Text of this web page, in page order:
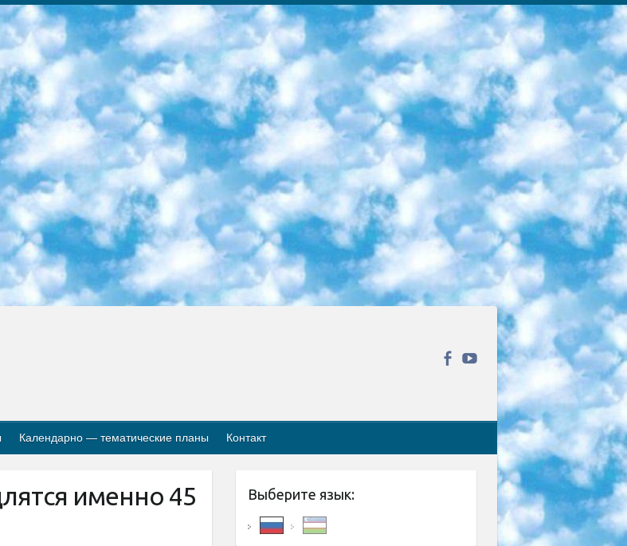
в приложении 1. будет сделано. 7. Экзамены пройдут с 26 мая по 15 июня 2024 г. (кроме науки физического воспитания). 8. Физическая для учащихся 9 классов общесредних образовательных учреждений. Экзамены по предмету «Образование, квалификация медицина» 1-6 мая 2024 года. сотрудники перевести под присмотр (с отклонениями в физическом или умственном развитии) специализированная школа для детей, школы-интернаты и со сколиозом школы-интернаты санаторного типа для больных детей исключены). 9. Он был слепым, слабовидящим и имел нарушения опорно-двигательного аппарата. экзамены в специализированных школах и интернатах для детей должны проводиться исходя из требований, предъявляемых к общеобразовательным учреждениям (физкультура кроме науки). 10. Специализированная школа для глухих и слабослышащих детей. и экзамены в интернатах и быть реализован в виде письменного теста по математике. 11. Специальность для умственно отсталых детей. Для 9 класса Родной язык и литературное письмо Государственный язык (язык обучения – узбекский). для неклассов) написано Математическое письмо Письменная/устная история Узбекистана Физическое воспитание практично Итоговый контроль Для 11 класса Написание родного языка и литературы (эссе) Математическое письмо Узбекский язык (обучение на узбекском языке) не посещающее общее среднее образование для учреждений)/Образовательное учреждение выбор письменный и устный Иностранный язык письменный/устный Письменная/устная история Узбекистана *По выбору студента:  Химия  Физика  Основы государственного права  География 10 бесплатных образовательных ресурсов - Мы составили подборку онлайн-проектов с интерактивными упражнениями, видеолекциями и статьями. Они помогут вам обрести новые и освежить старые знания бесплатно. 1. «ИНТУИТ» Старейшая образовательная площадка Рунета. Здесь вы найдёте сотни текстовых и видеокурсов на десятки различных тем — от программирования до психологии. Многие курсы подготовлены российскими университетами и крупными международными компаниями вроде Intel и Microsoft. Самостоятельное обучение бесплатное, но желающие могут оплатить услуги персональных наставников. 2. «Смартия» знакомит с актуальными профессиями и подсказывает, как им обучаться. Выбрав заинтересовавшую вас специальность — SMM-специалист, фотограф, веб-дизайнер или другую, — увидите список необходимых для неё умений. Чтобы вы могли освоить их самостоятельно, для каждого умения площадка отображает подборку ссылок на учебные материалы. Хотя «Смартия» ориентируется на русскоязычную аудиторию, часть контента всё же доступна только на английском. 3. «Лекторий Физтеха» Проект Московского физико-технического института (Физтеха). С его помощью вы можете смотреть онлайн серии лекций, записанные на видео в этом вузе. В числе доступных предметов — физика, биология, химия, информационные технологии и другие. К некоторым лекциям администрация ресурса прилагает готовые конспекты, которые можно скачивать в PDF-формате. 4. ITMOcourses Онлайн-площадка Санкт-Петербургского национального исследовательского университета информационных технологий, механики и оптики (ИТМО). Ресурс предоставляет свободный доступ к курсам, разработанным в этом вузе. Каталог материалов разбит на четыре категории: «Оптические системы и технологии», «Приборостроение и робототехника», «Информационные технологии» и «Биотехнологии». Курсы состоят из видеолекций, интерактивных демонстраций и заданий. 5. «КиберЛенинка» Электронная научная библиотека открытого доступа. Каталог площадки регулярно обрастает текстами статей из различных научных изданий. Сгруппированные по журналам и рубрикам публикации можно читать онлайн или скачивать целиком в PDF-формате. Проект нацелен на популяризацию науки за счёт открытого доступа к качественной информации. 6. «ПостНаука» На этом ресурсе публикуют подборки видеолекций, составленные экспертами из разных отраслей и объединённые общими темами. Среди них, к примеру, есть серии «Биоинформатика и геномика», «Культура средневековой Скандинавии» и Cinema Studies о теории кино. Каждая подборка лекций — логически связанная история, рассказанная экспертом от первого лица. Кроме того, на сайте появляются научно-образовательные статьи и тесты на разные темы. 7. «Newочём» Команда проекта «Newочём» отбирает самые интересные тексты из англоязычных СМИ и переводит те из них, за которые голосуют участники сообщества «ВКонтакте». По большей части это научно-популярные статьи. Редакторы придумывают лишь заголовки, в остальном содержание переводов соответствует оригиналам. Полные тексты можно читать прямо в социальной сети. 8. InternetUrok Онлайн-база материалов по основным дисциплинам школьной программы. Информация на сайте структурирована по классам, предметам и темам (урокам). Каждый урок состоит из видеолекций и конспектов. Есть также интерактивные тренажёры и тесты для закрепления пройденного материала. Даже если вы давно окончили школу, возможность повторить программу старших классов всегда может пригодиться. 9. Edutainme Ещё один ресурс об образовании. В отличие от Newtonew, как мне кажется, Edutainme больше ориентируется на представителей индустрии: педагогов, предпринимателей, разработчиков образовательных проектов. Но и любой, кто просто стремится к саморазвитию, найдёт на сайте много полезного и интересного для себя. Например, информацию о новых курсах и образовательных сервисах. 10. Newtonew Онлайн-медиа об образовании и обучении в широком смысле. Авторы Newtonew пишут об инструментах, заведениях, тактиках и стратегиях, которые помогают учить других и получать новые знания самостоятельно. На этой площадке вы найдёте новости, обзоры, аналитические мат
Календарно — тематические планы Контакт
именно 45
Выберите язык: